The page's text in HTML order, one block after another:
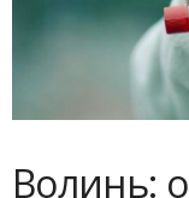
Волинь: